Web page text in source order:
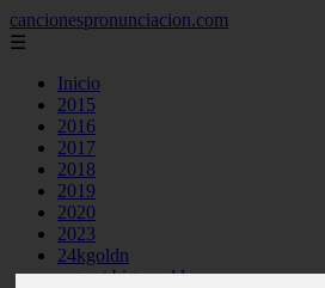
cancionespronunciacion.com
☰
Inicio
2015
2016
2017
2018
2019
2020
2023
24kgoldn
a great big world